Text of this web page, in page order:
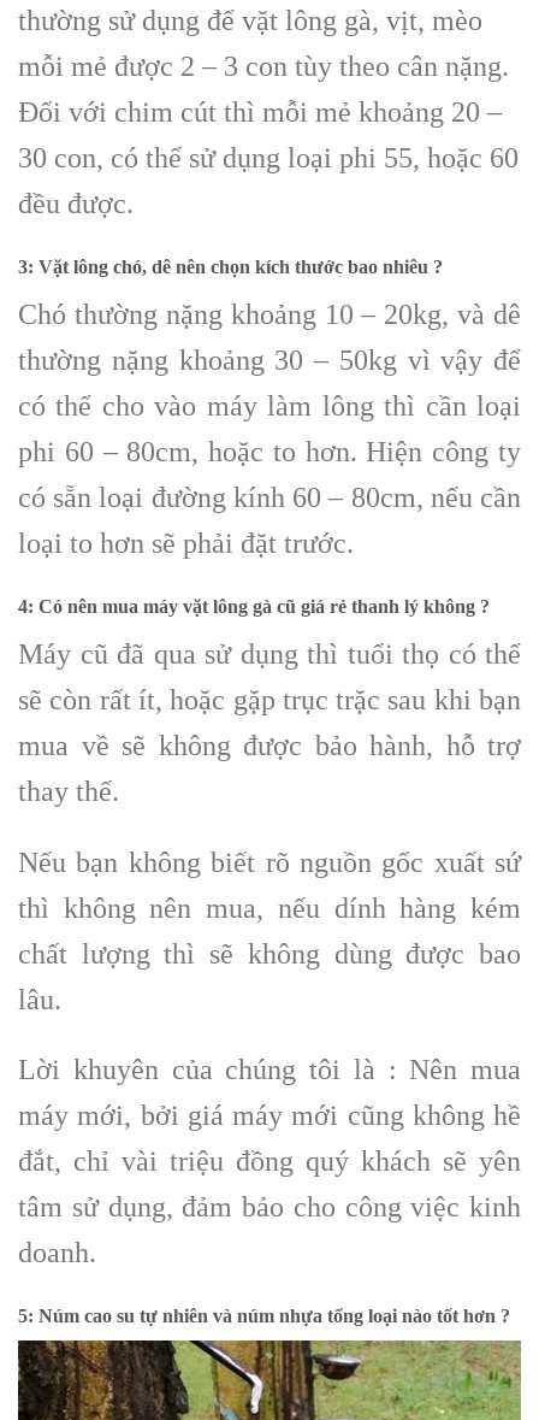
thường sử dụng để vặt lông gà, vịt, mèo
mỗi mẻ được 2 – 3 con tùy theo cân nặng.
Đối với chim cút thì mỗi mẻ khoảng 20 –
30 con, có thể sử dụng loại phi 55, hoặc 60
đều được.
3: Vặt lông chó, dê nên chọn kích thước bao nhiêu ?
Chó thường nặng khoảng 10 – 20kg, và dê
thường nặng khoảng 30 – 50kg vì vậy để
có thể cho vào máy làm lông thì cần loại
phi 60 – 80cm, hoặc to hơn. Hiện công ty
có sẵn loại đường kính 60 – 80cm, nếu cần
loại to hơn sẽ phải đặt trước.
4: Có nên mua máy vặt lông gà cũ giá rẻ thanh lý không ?
Máy cũ đã qua sử dụng thì tuổi thọ có thể
sẽ còn rất ít, hoặc gặp trục trặc sau khi bạn
mua về sẽ không được bảo hành, hỗ trợ
thay thế.
Nếu bạn không biết rõ nguồn gốc xuất sứ
thì không nên mua, nếu dính hàng kém
chất lượng thì sẽ không dùng được bao
lâu.
Lời khuyên của chúng tôi là : Nên mua
máy mới, bởi giá máy mới cũng không hề
đắt, chỉ vài triệu đồng quý khách sẽ yên
tâm sử dụng, đảm bảo cho công việc kinh
doanh.
5: Núm cao su tự nhiên và núm nhựa tổng loại nào tốt hơn ?